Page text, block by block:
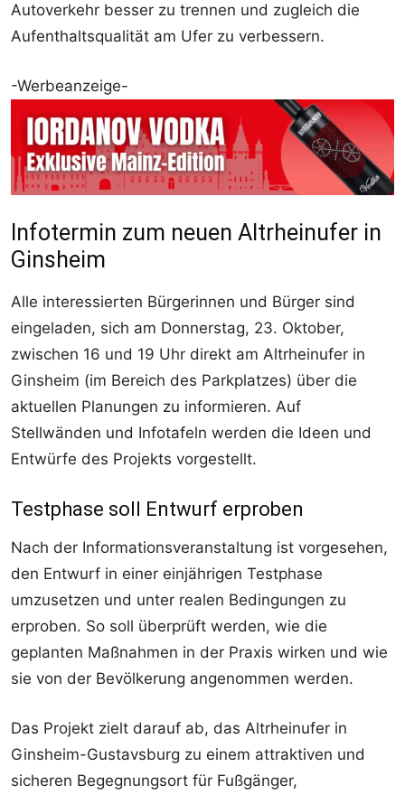
Autoverkehr besser zu trennen und zugleich die
Aufenthaltsqualität am Ufer zu verbessern.
-Werbeanzeige-
Infotermin zum neuen Altrheinufer in
Ginsheim
Alle interessierten Bürgerinnen und Bürger sind
eingeladen, sich am Donnerstag, 23. Oktober,
zwischen 16 und 19 Uhr direkt am Altrheinufer in
Ginsheim (im Bereich des Parkplatzes) über die
aktuellen Planungen zu informieren. Auf
Stellwänden und Infotafeln werden die Ideen und
Entwürfe des Projekts vorgestellt.
Testphase soll Entwurf erproben
Nach der Informationsveranstaltung ist vorgesehen,
den Entwurf in einer einjährigen Testphase
umzusetzen und unter realen Bedingungen zu
erproben. So soll überprüft werden, wie die
geplanten Maßnahmen in der Praxis wirken und wie
sie von der Bevölkerung angenommen werden.
Das Projekt zielt darauf ab, das Altrheinufer in
Ginsheim-Gustavsburg zu einem attraktiven und
sicheren Begegnungsort für Fußgänger,